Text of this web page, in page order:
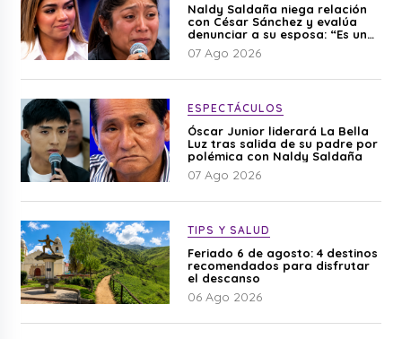
Naldy Saldaña niega relación
con César Sánchez y evalúa
denunciar a su esposa: “Es una
difamación”
07 Ago 2026
ESPECTÁCULOS
Óscar Junior liderará La Bella
Luz tras salida de su padre por
polémica con Naldy Saldaña
07 Ago 2026
TIPS Y SALUD
Feriado 6 de agosto: 4 destinos
recomendados para disfrutar
el descanso
06 Ago 2026